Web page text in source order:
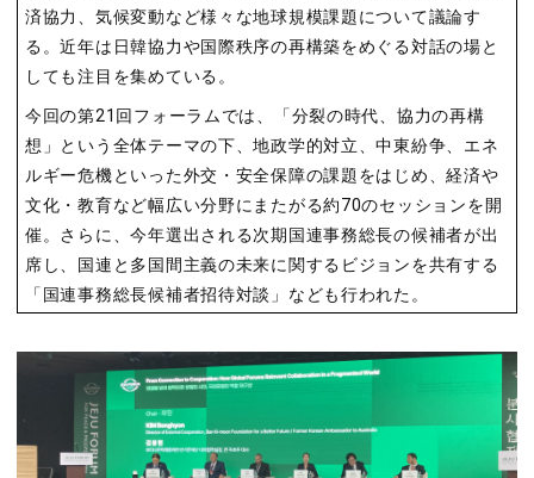
済協力、気候変動など様々な地球規模課題について議論す
る。近年は日韓協力や国際秩序の再構築をめぐる対話の場と
しても注目を集めている。
今回の第21 回フォーラムでは、「分裂の時代、協力の再構
想」という全体テーマの下、地政学的対立、中東紛争、エネ
ルギー危機といった外交・安全保障の課題をはじめ、経済や
文化・教育など幅広い分野にまたがる約70のセッションを開
催。さらに、今年選出される次期国連事務総長の候補者が出
席し、国連と多国間主義の未来に関するビジョンを共有する
「国連事務総長候補者招待対談」なども行われた。